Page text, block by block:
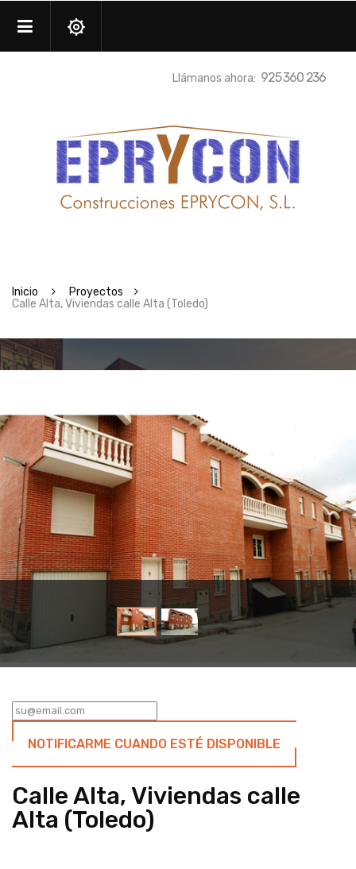
Llámanos ahora: 925 360 236
Inicio
Proyectos
Calle Alta, Viviendas calle Alta (Toledo)
NOTIFICARME CUANDO ESTÉ DISPONIBLE
Calle Alta, Viviendas calle
Alta (Toledo)